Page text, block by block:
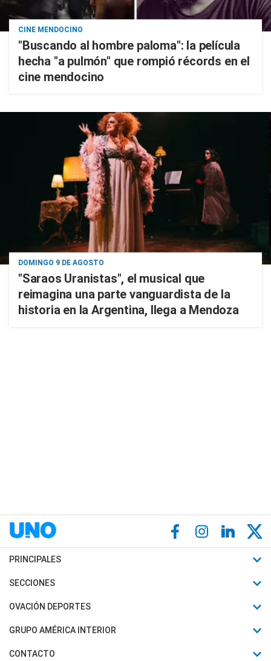
CINE MENDOCINO
"Buscando al hombre paloma": la película
hecha "a pulmón" que rompió récords en el
cine mendocino
DOMINGO 9 DE AGOSTO
"Saraos Uranistas", el musical que
reimagina una parte vanguardista de la
historia en la Argentina, llega a Mendoza
PRINCIPALES
Últimas Noticias
Política
SECCIONES
Horóscopo
Motores
OVACIÓN DEPORTES
Fútbol
Mundial
GRUPO AMÉRICA INTERIOR
Canal 7 en Vivo
CONTACTO